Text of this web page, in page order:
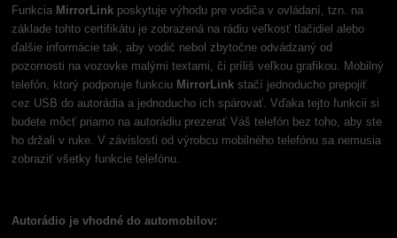
Funkcia MirrorLink poskytuje výhodu pre vodiča v ovládaní, tzn. na
základe tohto certifikátu je zobrazená na rádiu veľkosť tlačidiel alebo
ďalšie informácie tak, aby vodič nebol zbytočne odvádzaný od
pozornosti na vozovke malými textami, či príliš veľkou grafikou. Mobilný
telefón, ktorý podporuje funkciu MirrorLink stačí jednoducho prepojiť
cez USB do autorádia a jednoducho ich spárovať. Vďaka tejto funkcii si
budete môcť priamo na autorádiu prezerať Váš telefón bez toho, aby ste
ho držali v ruke. V závislosti od výrobcu mobilného telefónu sa nemusia
zobraziť všetky funkcie telefónu.
Autorádio je vhodné do automobilov: